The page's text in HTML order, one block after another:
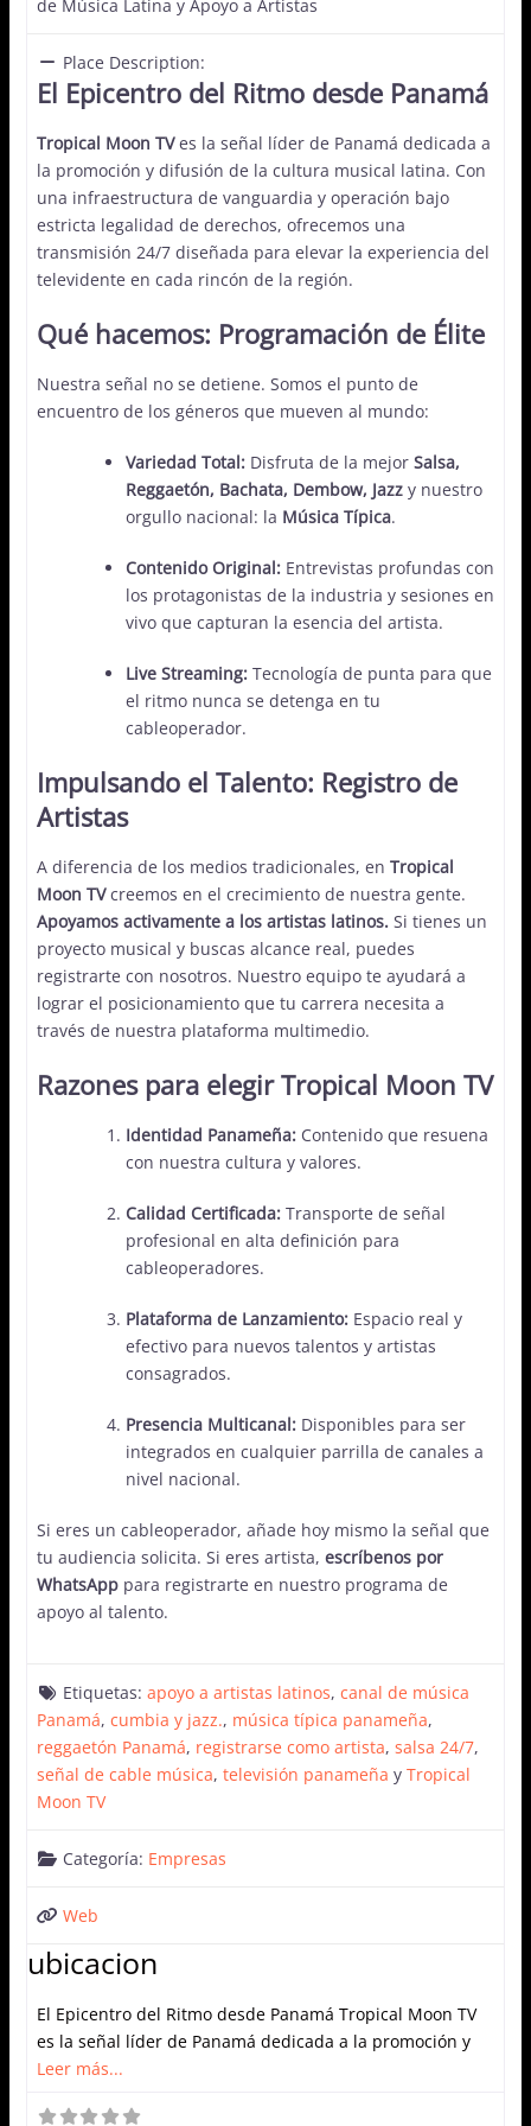
de Música Latina y Apoyo a Artistas
Place Description:
El Epicentro del Ritmo desde Panamá
Tropical Moon TVes la señal líder de Panamá dedicada a
la promoción y difusión de la cultura musical latina. Con
una infraestructura de vanguardia y operación bajo
estricta legalidad de derechos, ofrecemos una
transmisión 24/7 diseñada para elevar la experiencia del
televidente en cada rincón de la región.
Qué hacemos: Programación de Élite
Nuestra señal no se detiene. Somos el punto de
encuentro de los géneros que mueven al mundo:
Variedad Total:Disfruta de la mejor Salsa,
Reggaetón, Bachata, Dembow, Jazzy nuestro
orgullo nacional: la Música Típica.
Contenido Original:Entrevistas profundas con
los protagonistas de la industria y sesiones en
vivo que capturan la esencia del artista.
Live Streaming:Tecnología de punta para que
el ritmo nunca se detenga en tu
cableoperador.
Impulsando el Talento: Registro de
Artistas
A diferencia de los medios tradicionales, en Tropical
Moon TVcreemos en el crecimiento de nuestra gente.
Apoyamos activamente a los artistas latinos.Si tienes un
proyecto musical y buscas alcance real, puedes
registrarte con nosotros. Nuestro equipo te ayudará a
lograr el posicionamiento que tu carrera necesita a
través de nuestra plataforma multimedio.
Razones para elegir Tropical Moon TV
Identidad Panameña:Contenido que resuena
con nuestra cultura y valores.
Calidad Certificada:Transporte de señal
profesional en alta definición para
cableoperadores.
Plataforma de Lanzamiento:Espacio real y
efectivo para nuevos talentos y artistas
consagrados.
Presencia Multicanal:Disponibles para ser
integrados en cualquier parrilla de canales a
nivel nacional.
Si eres un cableoperador, añade hoy mismo la señal que
tu audiencia solicita. Si eres artista, escríbenos por
WhatsApppara registrarte en nuestro programa de
apoyo al talento.
Etiquetas: apoyo a artistas latinos, canal de música
Panamá, cumbia y jazz., música típica panameña,
reggaetón Panamá, registrarse como artista, salsa 24/7,
señal de cable música, televisión panameña y Tropical
Moon TV
Categoría: Empresas
Web
ubicacion
El Epicentro del Ritmo desde Panamá Tropical Moon TV
es la señal líder de Panamá dedicada a la promoción y
Leer más...